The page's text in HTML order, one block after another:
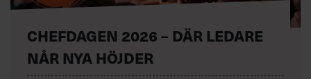
CHEFDAGEN 2026 – DÄR LEDARE
NÅR NYA HÖJDER